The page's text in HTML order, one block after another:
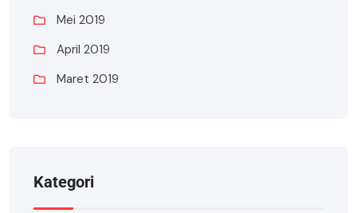
Mei 2019
April 2019
Maret 2019
Kategori